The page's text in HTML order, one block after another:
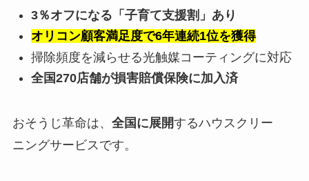
3％オフになる「子育て支援割」あり
オリコン顧客満足度で6年連続1位を獲得
掃除頻度を減らせる光触媒コーティングに対応
全国270店舗が損害賠償保険に加入済
おそうじ革命は、 全国に展開するハウスクリー
ニングサービスです。